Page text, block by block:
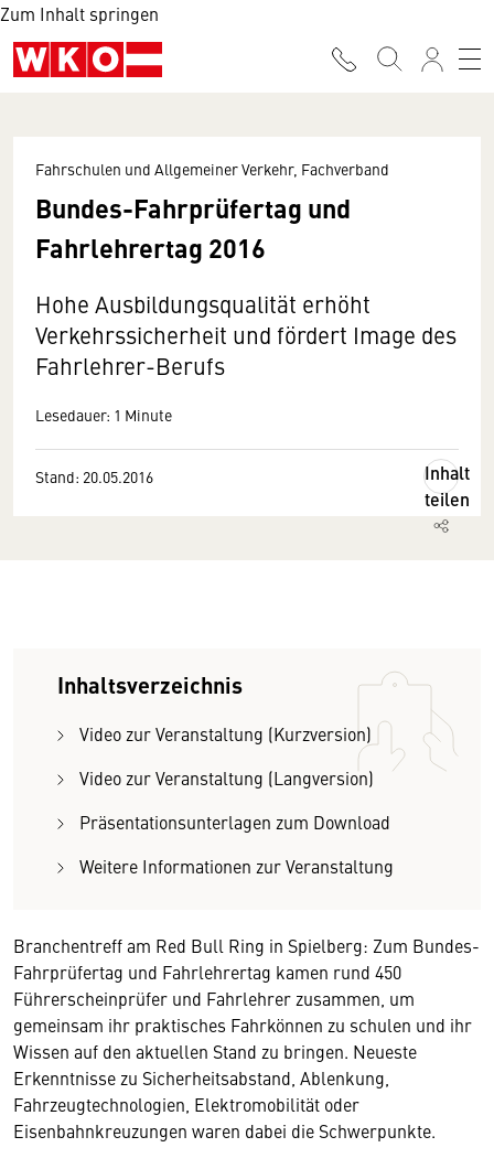
Zum Inhalt springen
Fahrschulen und Allgemeiner Verkehr, Fachverband
Bundes-Fahrprüfertag und
Fahrlehrertag 2016
Hohe Ausbildungsqualität erhöht
Verkehrssicherheit und fördert Image des
Fahrlehrer-Berufs
Lesedauer: 1 Minute
Stand: 20.05.2016
Inhalt
teilen
Inhaltsverzeichnis
Video zur Veranstaltung (Kurzversion)
Video zur Veranstaltung (Langversion)
Präsentationsunterlagen zum Download
Weitere Informationen zur Veranstaltung
Branchentreff am Red Bull Ring in Spielberg: Zum Bundes-
Fahrprüfertag und Fahrlehrertag kamen rund 450
Führerscheinprüfer und Fahrlehrer zusammen, um
gemeinsam ihr praktisches Fahrkönnen zu schulen und ihr
Wissen auf den aktuellen Stand zu bringen. Neueste
Erkenntnisse zu Sicherheitsabstand, Ablenkung,
Fahrzeugtechnologien, Elektromobilität oder
Eisenbahnkreuzungen waren dabei die Schwerpunkte.